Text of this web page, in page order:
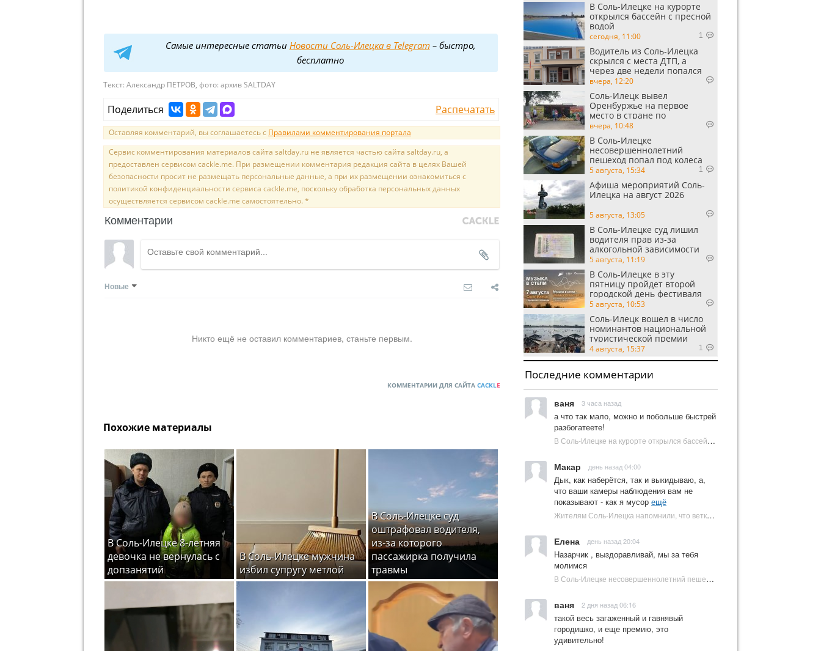
Самые интересные статьи Новости Соль-Илецка в Telegram– быстро,
бесплатно
Текст: Александр ПЕТРОВ, фото: архив SALTDAY
Поделиться Распечатать
Оставляя комментарий, вы соглашаетесь с Правилами комментирования портала
Сервис комментирования материалов сайта saltday.ru не является частью сайта saltday.ru, а
предоставлен сервисом cackle.me. При размещении комментария редакция сайта в целях Вашей
безопасности просит не размещать персональные данные, а при их размещении ознакомиться с
политикой конфиденциальности сервиса cackle.me, поскольку обработка персональных данных
осуществляется сервисом cackle.me самостоятельно. *
Комментарии
Новые
Никто ещё не оставил комментариев, станьте первым.
КОММЕНТАРИИ ДЛЯ САЙТА CACKLE
Похожие материалы
В Соль-Илецке 8-летняя
девочка не вернулась с
допзанятий
В Соль-Илецке мужчина
избил супругу метлой
В Соль-Илецке суд
оштрафовал водителя,
из-за которого
пассажирка получила
травмы
В Соль-Илецке на курорте
открылся бассейн с пресной
водой
сегодня, 11:00 1
Водитель из Соль-Илецка
скрылся с места ДТП, а
через две недели попался
пьяным
вчера, 12:20
Соль-Илецк вывел
Оренбуржье на первое
место в стране по
выращиванию арбузов
вчера, 10:48
В Соль-Илецке
несовершеннолетний
пешеход попал под колеса
автомобиля
5 августа, 15:34 1
Афиша мероприятий Соль-
Илецка на август 2026
5 августа, 13:05
В Соль-Илецке суд лишил
водителя прав из-за
алкогольной зависимости
5 августа, 11:19
В Соль-Илецке в эту
пятницу пройдет второй
городской день фестиваля
«Музыка в степи»
5 августа, 10:53
Соль-Илецк вошел в число
номинантов национальной
туристической премии
Russian Traveler Awards
4 августа, 15:37 1
Последние комментарии
ваня 3 часа назад
а что так мало, можно и побольше быстрей
разбогатеете!
В Соль-Илецке на курорте открылся бассейн с пресной водой | Новости Соль-Илецка
Макар день назад 04:00
Дык, как наберётся, так и выкидываю, а,
что ваши камеры наблюдения вам не
показывают - как я мусор ещё
Жителям Соль-Илецка напомнили, что ветки от деревьев нельзя оставлять на площадках ТКО | Новости Соль-Илецка
Елена день назад 20:04
Назарчик , выздоравливай, мы за тебя
молимся
В Соль-Илецке несовершеннолетний пешеход попал под колеса автомобиля | Новости Соль-Илецка
ваня 2 дня назад 06:16
такой весь загаженный и гавнявый
городишко, и еще премию, это
удивительно!